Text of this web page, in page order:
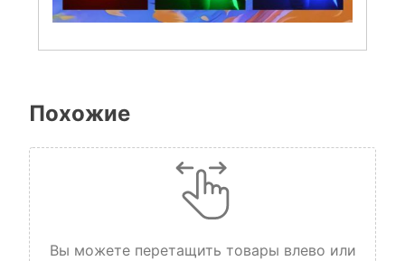
Похожие
Вы можете перетащить товары влево или